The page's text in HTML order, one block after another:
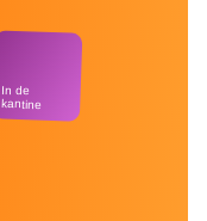
In de
kantine